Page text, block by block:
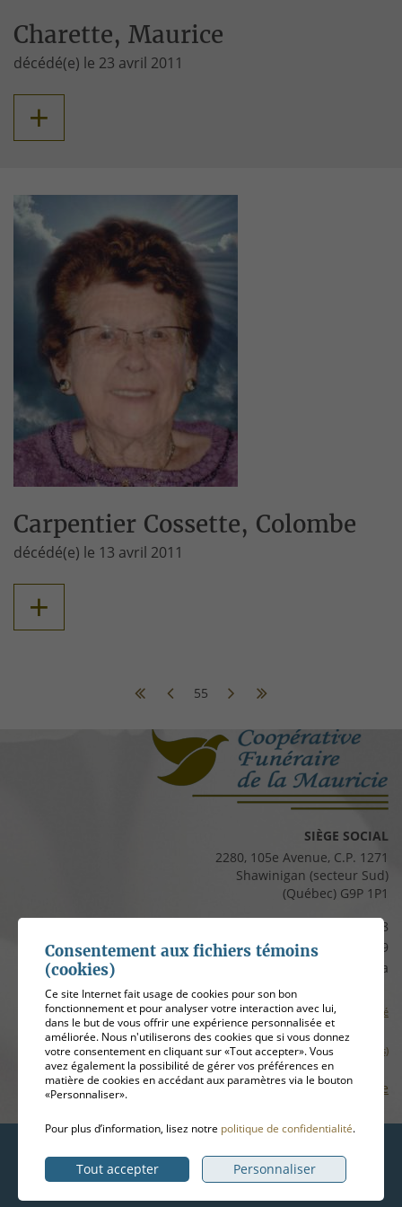
Charette, Maurice
décédé(e) le 23 avril 2011
+
Carpentier Cossette, Colombe
décédé(e) le 13 avril 2011
+
55
SIÈGE SOCIAL
2280, 105e Avenue, C.P. 1271
Shawinigan (secteur Sud)
(Québec) G9P 1P1
819 537-8828
Télécopieur :819 537-8829
clients@cfmauricie.ca
Conditions d’utilisation et politique de confidentialité
Gérer mes témoins (cookies)
Plan de site
Hébergement
ADN communication
Consentement aux fichiers témoins
(cookies)
Ce site Internet fait usage de cookies pour son bon
fonctionnement et pour analyser votre interaction avec lui,
dans le but de vous offrir une expérience personnalisée et
améliorée. Nous n'utiliserons des cookies que si vous donnez
votre consentement en cliquant sur «Tout accepter». Vous
avez également la possibilité de gérer vos préférences en
matière de cookies en accédant aux paramètres via le bouton
«Personnaliser».
Pour plus d’information, lisez notre politique de confidentialité.
Tout accepter Personnaliser